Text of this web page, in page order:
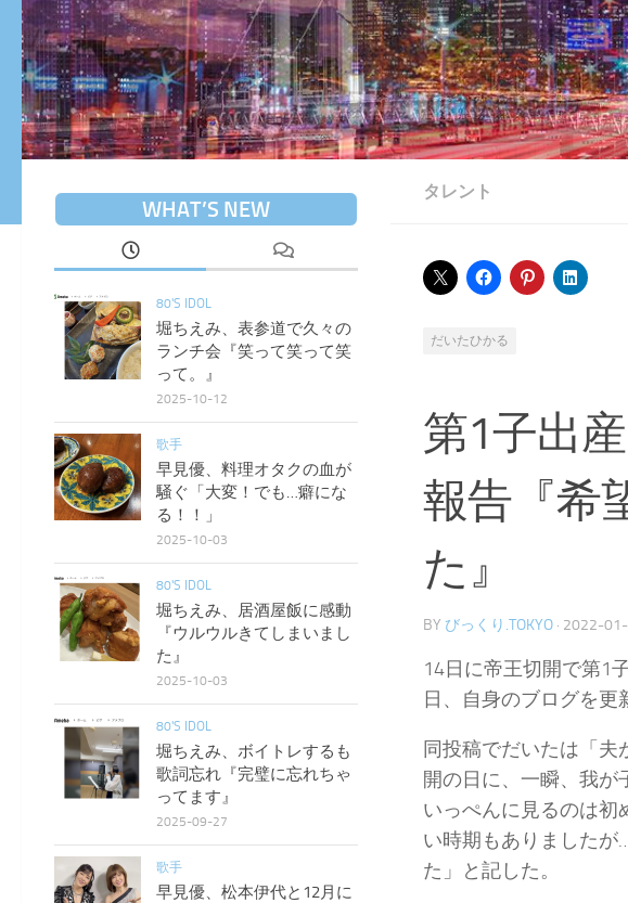
タレント
だいたひかる
第1子出
報告『希
た』
BY びっくり.TOKYO · 2022-
14日に帝王切開で第1
日、自身のブログを更
同投稿でだいたは「夫
開の日に、一瞬、我
いっぺんに見るのは初
い時期もありましたが
た」と記した。
WHAT’S NEW
80'S IDOL
堀ちえみ、表参道で久々の
ランチ会『笑って笑って笑
って。』
2025-10-12
歌手
早見優、料理オタクの血が
騒ぐ「大変！でも…癖にな
る！！」
2025-10-03
80'S IDOL
堀ちえみ、居酒屋飯に感動
『ウルウルきてしまいまし
た』
2025-10-03
80'S IDOL
堀ちえみ、ボイトレするも
歌詞忘れ『完璧に忘れちゃ
ってます』
2025-09-27
歌手
早見優、松本伊代と12月に